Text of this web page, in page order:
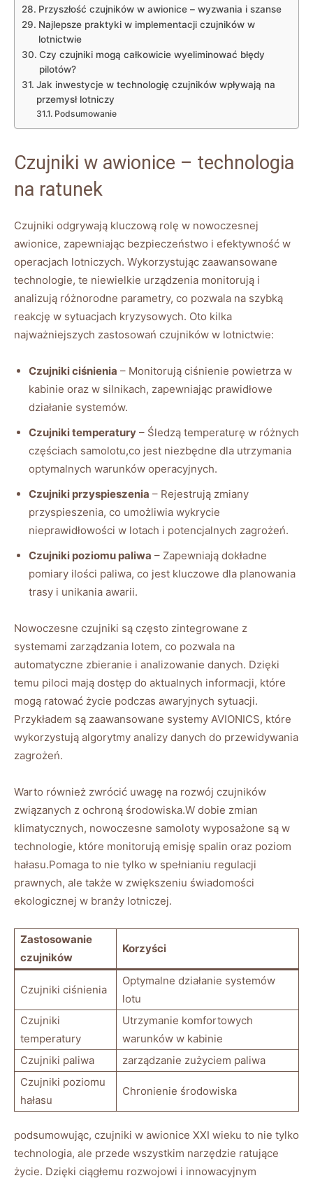
Przyszłość czujników w awionice – wyzwania i szanse
Najlepsze praktyki w implementacji ⁢czujników w‌
lotnictwie
Czy czujniki mogą​ całkowicie‍ wyeliminować błędy
pilotów?
Jak inwestycje ‌w technologię czujników wpływają na
przemysł lotniczy
Podsumowanie
Czujniki w​ awionice – technologia
na ratunek
Czujniki odgrywają kluczową rolę w​ nowoczesnej
awionice, zapewniając bezpieczeństwo i efektywność w
operacjach​ lotniczych. Wykorzystując zaawansowane
technologie, te niewielkie urządzenia monitorują ⁣i
analizują różnorodne parametry, co pozwala⁤ na szybką
reakcję w‍ sytuacjach kryzysowych. ​Oto kilka
najważniejszych zastosowań czujników w ⁤lotnictwie:
Czujniki ciśnienia – Monitorują ciśnienie powietrza w
kabinie oraz w silnikach, zapewniając prawidłowe
działanie ⁤systemów.
Czujniki temperatury – Śledzą temperaturę ⁤w różnych
częściach samolotu,co jest ⁢niezbędne⁤ dla utrzymania
⁤optymalnych warunków operacyjnych.
Czujniki przyspieszenia – Rejestrują zmiany
przyspieszenia, co umożliwia wykrycie
‌nieprawidłowości w lotach i potencjalnych zagrożeń.
Czujniki poziomu⁣ paliwa – Zapewniają dokładne
pomiary ilości paliwa, co jest kluczowe dla planowania
⁢trasy⁣ i unikania awarii.
Nowoczesne czujniki są często⁣ zintegrowane z
systemami‌ zarządzania‍ lotem, co pozwala na
automatyczne zbieranie i analizowanie danych. Dzięki
temu piloci mają dostęp do ‌aktualnych informacji, które
‌mogą ratować życie podczas awaryjnych sytuacji.
Przykładem‍ są zaawansowane systemy AVIONICS,​ które
wykorzystują algorytmy analizy danych do przewidywania
zagrożeń.
Warto również zwrócić uwagę na rozwój ⁢czujników
związanych z ochroną środowiska.W⁤ dobie zmian
klimatycznych, nowoczesne samoloty ​wyposażone są w
technologie, które monitorują emisję spalin oraz poziom
hałasu.Pomaga⁢ to nie⁣ tylko w spełnianiu regulacji
prawnych, ale ​także w zwiększeniu ‌świadomości
ekologicznej w ⁣branży lotniczej.
Zastosowanie
czujników
Korzyści
Czujniki ciśnienia
Optymalne działanie systemów
lotu
Czujniki
temperatury
Utrzymanie komfortowych
warunków w kabinie
Czujniki paliwa
zarządzanie zużyciem paliwa
Czujniki⁤ poziomu
hałasu
Chronienie środowiska
podsumowując, czujniki w awionice XXI ‍wieku to ⁢nie tylko⁣
technologia, ale​ przede wszystkim narzędzie ratujące
⁢życie. Dzięki ciągłemu ​rozwojowi⁣ i innowacyjnym